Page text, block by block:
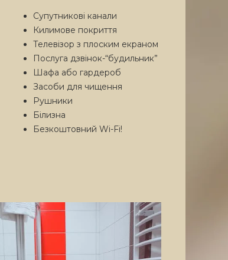
Супутникові канали
Килимове покриття
Телевізор з плоским екраном
Послуга дзвінок-“будильник”
Шафа або гардероб
Засоби для чищення
Рушники
Білизна
Безкоштовний Wi-Fi!